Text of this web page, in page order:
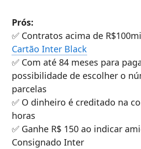
Prós:
✅ Contratos acima de
Cartão Inter Black
✅ Com até 84 meses para
possibilidade de escolher o
parcelas
✅ O dinheiro é creditado na
horas
✅ Ganhe R$ 150 ao indicar
Consignado Inter